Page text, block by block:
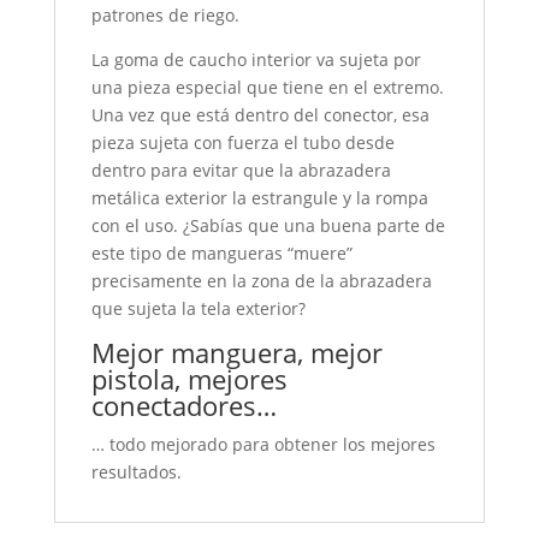
patrones de riego.
La goma de caucho interior va sujeta por
una pieza especial que tiene en el extremo.
Una vez que está dentro del conector, esa
pieza sujeta con fuerza el tubo desde
dentro para evitar que la abrazadera
metálica exterior la estrangule y la rompa
con el uso. ¿Sabías que una buena parte de
este tipo de mangueras “muere”
precisamente en la zona de la abrazadera
que sujeta la tela exterior?
Mejor manguera, mejor
pistola, mejores
conectadores…
… todo mejorado para obtener los mejores
resultados.